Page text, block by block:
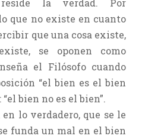
la verdad. Por
que no existe en cuanto
que una cosa existe,
se oponen como
el Filósofo cuando
“el bien es el bien
bien no es el bien”.
lo verdadero, que se le
funda un mal en el bien